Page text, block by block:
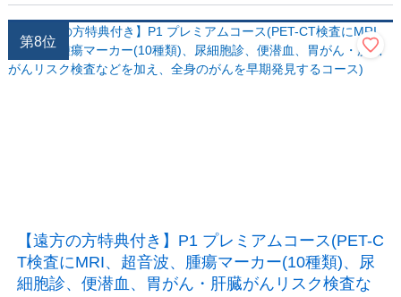
第8位
【遠方の方特典付き】P1 プレミアムコース(PET-C
T検査にMRI、超音波、腫瘍マーカー(10種類)、尿
細胞診、便潜血、胃がん・肝臓がんリスク検査な